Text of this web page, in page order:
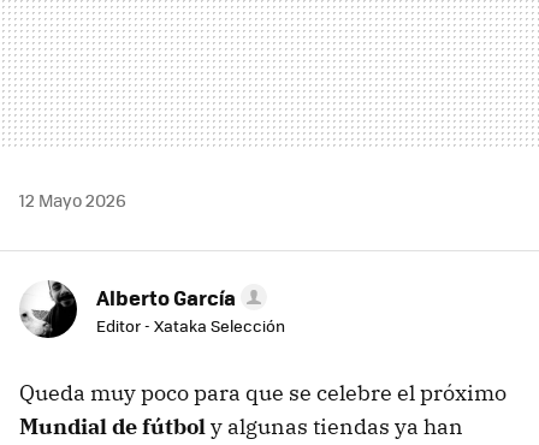
12 Mayo 2026
Alberto García
Editor - Xataka Selección
Queda muy poco para que se celebre el próximo
Mundial defútboly algunas tiendas ya han